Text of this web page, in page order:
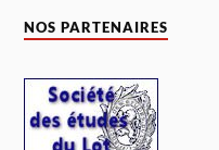
NOS PARTENAIRES